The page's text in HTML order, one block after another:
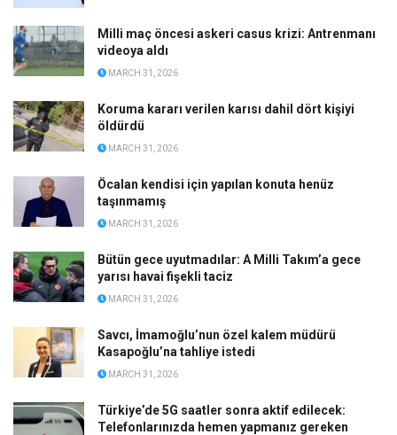
Milli maç öncesi askeri casus krizi: Antrenmanı
videoya aldı
MARCH 31, 2026
Koruma kararı verilen karısı dahil dört kişiyi
öldürdü
MARCH 31, 2026
Öcalan kendisi için yapılan konuta henüz
taşınmamış
MARCH 31, 2026
Bütün gece uyutmadılar: A Milli Takım’a gece
yarısı havai fişekli taciz
MARCH 31, 2026
Savcı, İmamoğlu’nun özel kalem müdürü
Kasapoğlu’na tahliye istedi
MARCH 31, 2026
Türkiye’de 5G saatler sonra aktif edilecek:
Telefonlarınızda hemen yapmanız gereken